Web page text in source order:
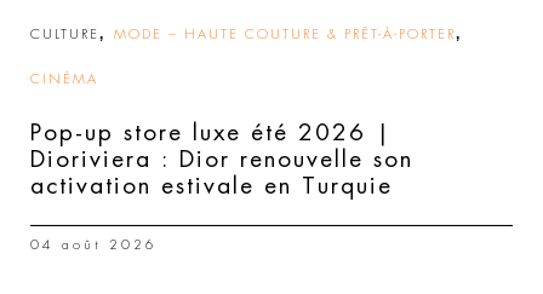
CULTURE , MODE – HAUTE COUTURE & PRÊT-À-PORTER,
CINÉMA
Pop-up store luxe été 2026 |
Dioriviera : Dior renouvelle son
activation estivale en Turquie
04 août 2026